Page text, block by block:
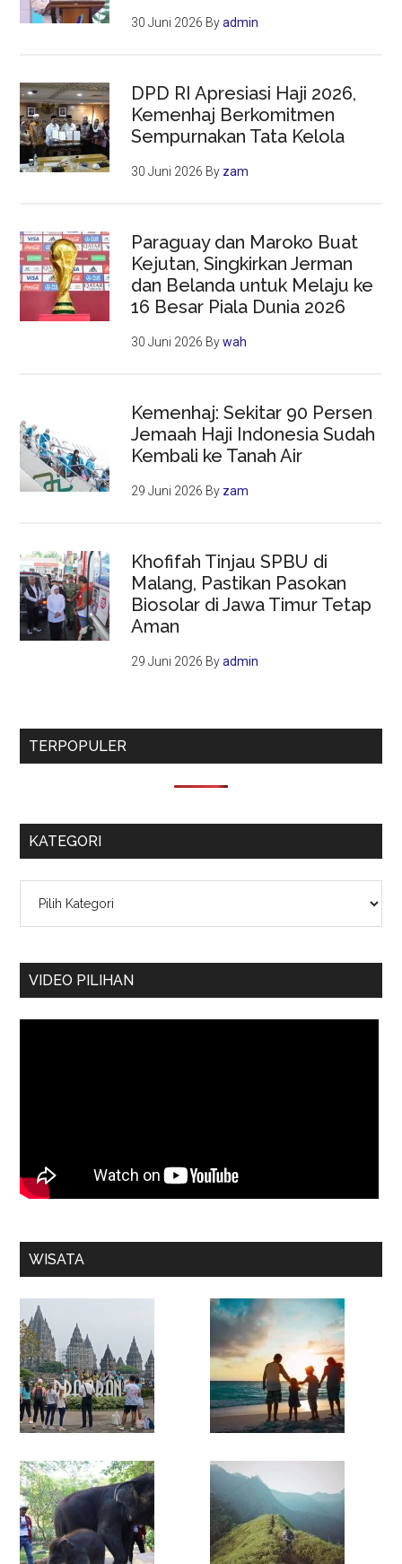
30 Juni 2026 Byadmin
DPD RI Apresiasi Haji 2026,
Kemenhaj Berkomitmen
Sempurnakan Tata Kelola
30 Juni 2026 By zam
Paraguay dan Maroko Buat
Kejutan, Singkirkan Jerman
dan Belanda untuk Melaju ke
16 Besar Piala Dunia 2026
30 Juni 2026 Bywah
Kemenhaj: Sekitar 90 Persen
Jemaah Haji Indonesia Sudah
Kembali ke Tanah Air
29 Juni 2026 By zam
Khofifah Tinjau SPBU di
Malang, Pastikan Pasokan
Biosolar di Jawa Timur Tetap
Aman
29 Juni 2026 Byadmin
TERPOPULER
KATEGORI
VIDEO PILIHAN
WISATA